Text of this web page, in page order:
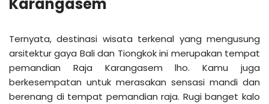
Karangasem
Ternyata, destinasi wisata terkenal yang mengusung
arsitektur gaya Bali dan Tiongkok ini merupakan tempat
pemandian Raja Karangasem lho. Kamu juga
berkesempatan untuk merasakan sensasi mandi dan
berenang di tempat pemandian raja. Rugi banget kalo